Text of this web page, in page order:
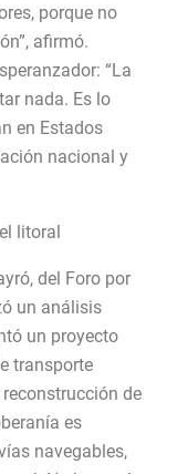
porque no
afirmó.
“La
nada. Es lo
en Estados
nacional y
litoral
del Foro por
un análisis
un proyecto
transporte
de
es
navegables,